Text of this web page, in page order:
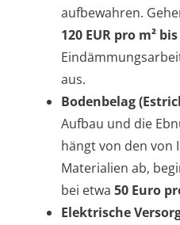
aufbewahren.
120 EUR pro m²
aus.
Bodenbelag
Aufbau und die
hängt von den von
Materialien ab,
bei etwa 50 Euro
Elektrische